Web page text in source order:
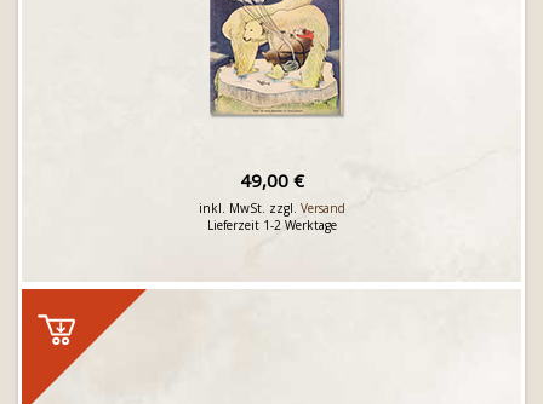
49,00 €
inkl. MwSt. zzgl. Versand
Lieferzeit 1-2 Werktage